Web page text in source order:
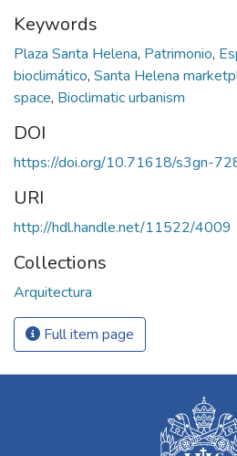
Keywords
Plaza Santa Helena, Patrimonio,
bioclimático, Santa Helena
space, Bioclimatic urbanism
DOI
https://doi.org/10.71618/s3gn-
URI
http://hdl.handle.net/11522/4009
Collections
Arquitectura
Full item page